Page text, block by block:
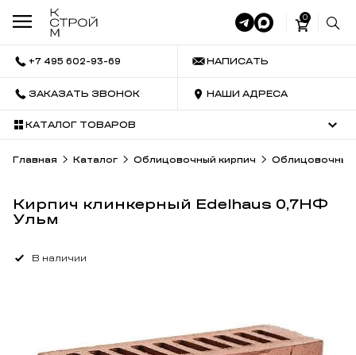
0
+7 495 602-93-69 НАПИСАТЬ
ЗАКАЗАТЬ ЗВОНОК НАШИ АДРЕСА
КАТАЛОГ ТОВАРОВ
Главная Каталог Облицовочный кирпич Облицовочный
Кирпич клинкерный Edelhaus 0,7НФ
Ульм
В наличии